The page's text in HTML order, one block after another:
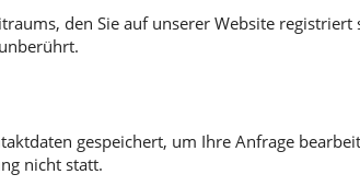
den Sie auf unserer Website
gespeichert, um Ihre Anfrage
nicht statt.